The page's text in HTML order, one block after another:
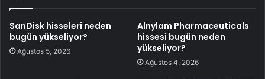
SanDisk hisseleri neden
bugün yükseliyor?
Ağustos 5, 2026
Alnylam Pharmaceuticals
hissesi bugün neden
yükseliyor?
Ağustos 4, 2026